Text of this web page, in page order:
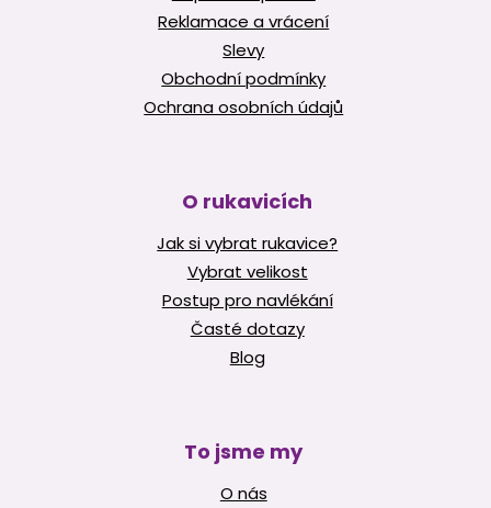
Reklamace a vrácení
Slevy
Obchodní podmínky
Ochrana osobních údajů
O rukavicích
Jak si vybrat rukavice?
Vybrat velikost
Postup pro navlékání
Časté dotazy
Blog
To jsme my
O nás